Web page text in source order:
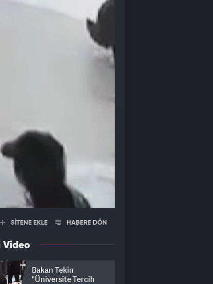
SİTENE EKLE HABERE DÖN
Video
Bakan Tekin
"Üniversite Tercih